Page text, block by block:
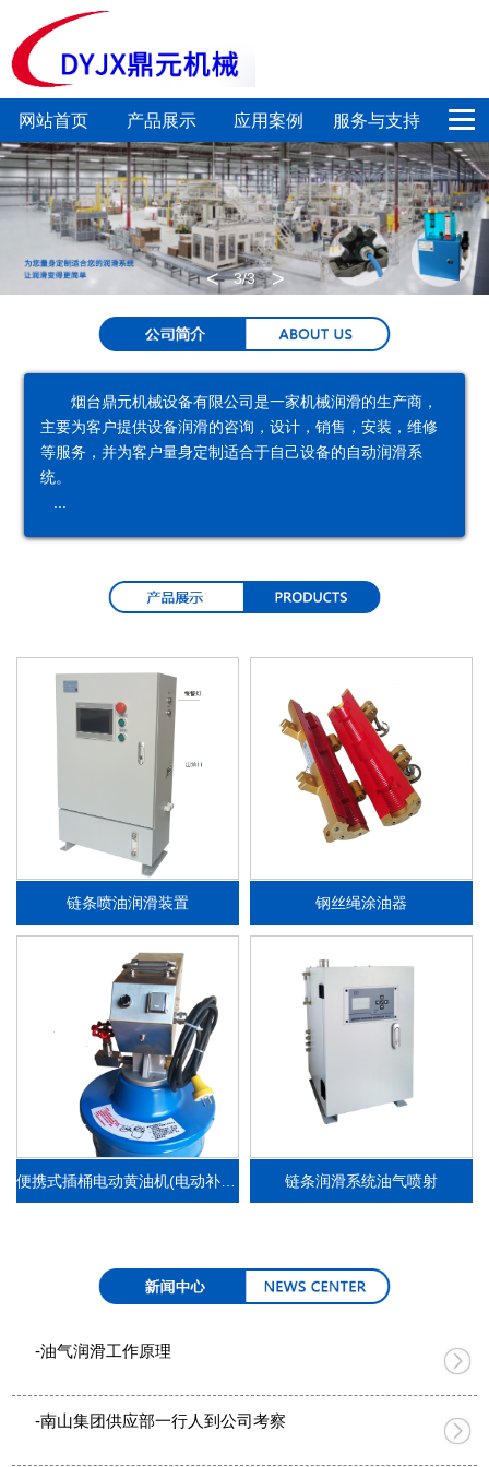
网站首页 产品展示
电
动
润
滑
定
量
加
注
系
集
中
润
滑
系
链
条
润
滑
系
喷
系
统
气
泵
润
器
专
应用案例 服务与支持
新闻中心 关于我们
联系我们
3/3
< >
烟台鼎元机械设备有限公司是一家机械润滑的生产商，
主要为客户提供设备润滑的咨询，设计，销售，安装，维修
等服务，并为客户量身定制适合于自己设备的自动润滑系
统。
链条喷油润滑装置 钢丝绳涂油器
便携式插桶电动黄油机(电动补脂泵） 链条润滑系统油气喷射
-油气润滑工作原理
-南山集团供应部一行人到公司考察